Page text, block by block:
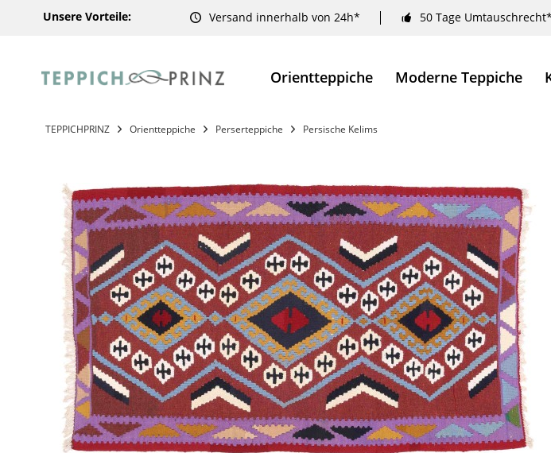
Unsere Vorteile: Versand innerhalb von 24h* 50 Tage Umtauschrecht*
Orientteppiche Moderne Teppiche
TEPPICHPRINZ Orientteppiche Perserteppiche Persische Kelims